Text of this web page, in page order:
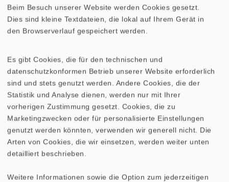
253-CENTERspielend gemeistert.
DieserCenter-Speakerist die perfekte
Mehrkanalsystem aufzubauen, das sich für
anspruchsvolle Musikhörer eignet, aber
auch Filmgenuss auf höchstem
akustischen Niveau verspricht.
Nicht mehr im Programm
Beim Besuch unserer Website werden Cookies gesetzt.
Dies sind kleine Textdateien, die lokal auf Ihrem Gerät in
den Browserverlauf gespeichert werden.
Es gibt Cookies, die für den technischen und
datenschutzkonformen Betrieb unserer Website erforderlich
sind und stets genutzt werden. Andere Cookies, die der
Statistik und Analyse dienen, werden nur mit Ihrer
vorherigen Zustimmung gesetzt. Cookies, die zu
Marketingzwecken oder für personalisierte Einstellungen
genutzt werden könnten, verwenden wir generell nicht. Die
Arten von Cookies, die wir einsetzen, werden weiter unten
detailliert beschrieben.
Weitere Informationen sowie die Option zum jederzeitigen